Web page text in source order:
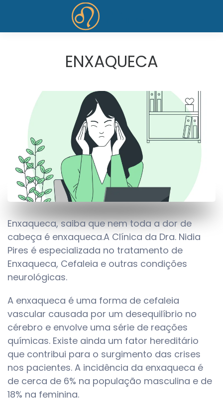
Skip to main content
ENXAQUECA
Enxaqueca, saiba que nem toda a dor de
cabeça é enxaqueca.A Clínica da Dra. Nidia
Pires é especializada no tratamento de
Enxaqueca, Cefaleia e outras condições
neurológicas.
A enxaqueca é uma forma de cefaleia
vascular causada por um desequilíbrio no
cérebro e envolve uma série de reações
químicas. Existe ainda um fator hereditário
que contribui para o surgimento das crises
nos pacientes. A incidência da enxaqueca é
de cerca de 6% na população masculina e de
18% na feminina.